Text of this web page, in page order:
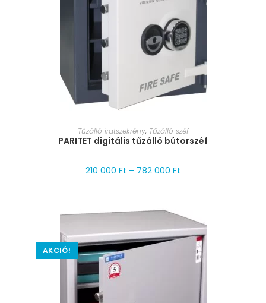
MÉRET VÁLASZTÁSA
Tűzálló iratszekrény, Tűzálló széf
PARITET digitális tűzálló bútorszéf
210 000 Ft – 782 000 Ft
AKCIÓ!